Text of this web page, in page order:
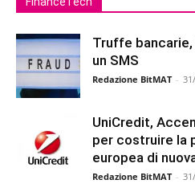
Truffe
un SMS
Redazione BitMAT -
UniCredit,
per costruire la
europea di
Redazione BitMAT -